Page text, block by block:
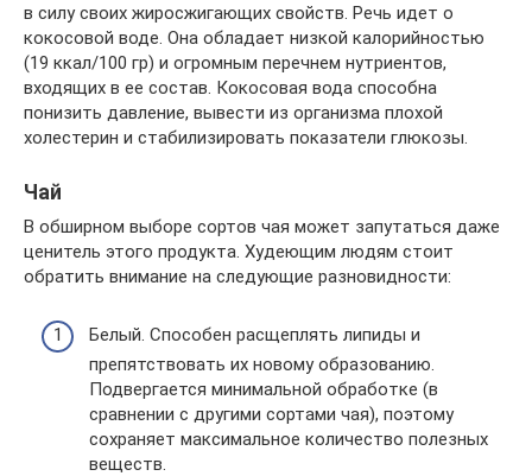
в силу своих жиросжигающих свойств. Речь идет о
кокосовой воде. Она обладает низкой калорийностью
(19 ккал/100 гр) и огромным перечнем нутриентов,
входящих в ее состав. Кокосовая вода способна
понизить давление, вывести из организма плохой
холестерин и стабилизировать показатели глюкозы.
Чай
В обширном выборе сортов чая может запутаться даже
ценитель этого продукта. Худеющим людям стоит
обратить внимание на следующие разновидности:
Белый. Способен расщеплять липиды и
препятствовать их новому образованию.
Подвергается минимальной обработке (в
сравнении с другими сортами чая), поэтому
сохраняет максимальное количество полезных
веществ.